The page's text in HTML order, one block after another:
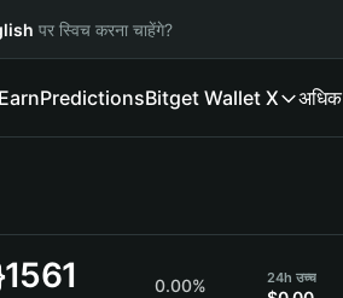
पर स्विच करना चाहेंगे?
EarnPredictionsBitget Wallet X अधिक
0.00% 24h उच्च